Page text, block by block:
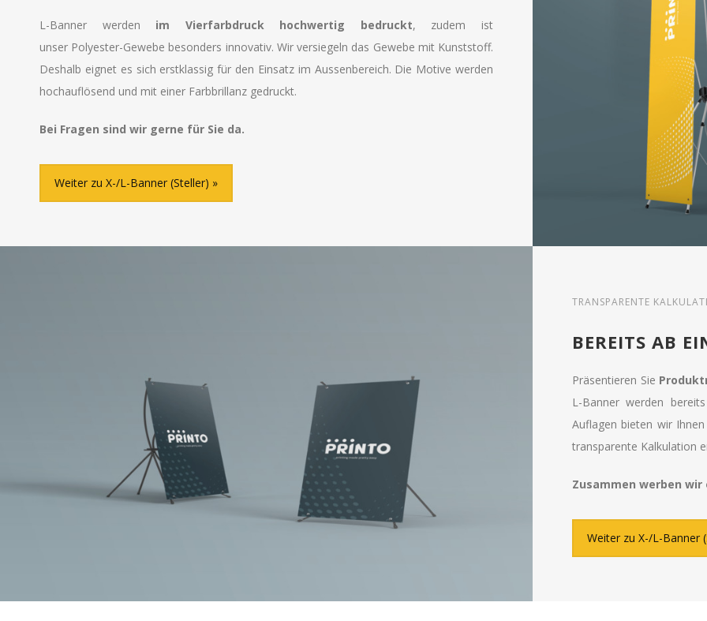
L-Banner werden im Vierfarbdruck hochwertig bedruckt, zudem ist
unser Polyester-Gewebe besonders innovativ. Wir versiegeln das Gewebe mit Kunststoff.
Deshalb eignet es sich erstklassig für den Einsatz im Aussenbereich. Die Motive werden
hochauflösend und mit einer Farbbrillanz gedruckt.
Bei Fragen sind wir gerne für Sie da.
Weiter zu X-/L-Banner (Steller)
TRANSPARENTE
BEREITS AB
Präsentieren Sie
L-Banner werden
Auflagen bieten wir
transparente Kalkulation
Zusammen werben
Weiter zu X-/L-Banner